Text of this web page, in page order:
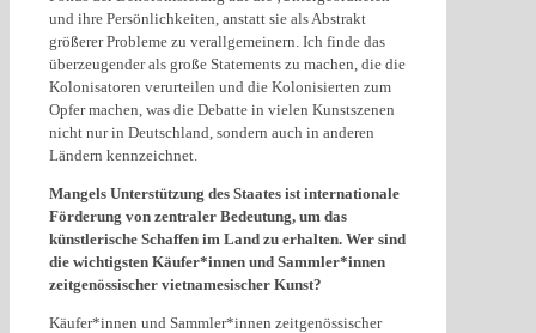
und ihre Persönlichkeiten, anstatt sie als Abstrakt
größerer Probleme zu verallgemeinern. Ich finde das
überzeugender als große Statements zu machen, die die
Kolonisatoren verurteilen und die Kolonisierten zum
Opfer machen, was die Debatte in vielen Kunstszenen
nicht nur in Deutschland, sondern auch in anderen
Ländern kennzeichnet.
Mangels Unterstützung des Staates ist internationale
Förderung von zentraler Bedeutung, um das
künstlerische Schaffen im Land zu erhalten. Wer sind
die wichtigsten Käufer*innen und Sammler*innen
zeitgenössischer vietnamesischer Kunst?
Käufer*innen und Sammler*innen zeitgenössischer